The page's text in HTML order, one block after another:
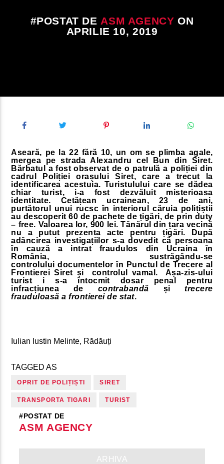
#POSTAT DE ASM AGENCY ON
APRILIE 10, 2019
Aseară, pe la 22 fără 10, un om se plimba agale,
mergea pe strada Alexandru cel Bun din Siret.
Bărbatul a fost observat de o patrulă a poliției din
cadrul Poliției orașului Siret, care a trecut la
identificarea acestuia. Turistulului care se dădea
chiar turist, i-a fost dezvăluit misterioasa
identitate. Cetățean ucrainean, 23 de ani,
purtătorul unui rucsc în interiorul căruia polițiștii
au descoperit 60 de pachete de țigări, de prin duty
– free. Valoarea lor, 900 lei. Tânărul din țara vecină
nu a putut prezenta acte pentru țigări. După
adâncirea investigațiilor s-a dovedit că persoana
în cauză a intrat fraudulos din Ucraina în
România, sustrăgându-se
controlului documentelor în Punctul de Trecere al
Frontierei Siret și controlul vamal. Așa-zis-ului
turist i s-a întocmit dosar penal pentru
infracțiunea de contrabandă șitrecere
frauduloasă a frontierei de stat.
Iulian Iustin Melinte, Rădăuți
TAGGED AS
OPRIT DE POLIȚIȘTI SIRET
TRANSPORTA TIGARI TURIST
#POSTAT DE
ASM AGENCY
ARHIVA